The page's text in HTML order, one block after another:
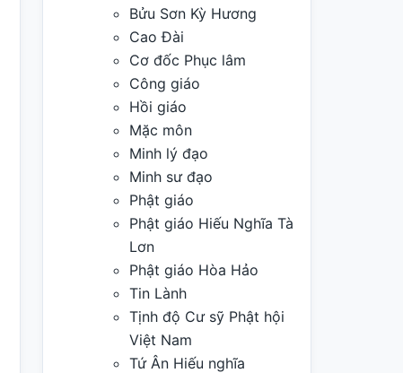
Bửu Sơn Kỳ Hương
Cao Đài
Cơ đốc Phục lâm
Công giáo
Hồi giáo
Mặc môn
Minh lý đạo
Minh sư đạo
Phật giáo
Phật giáo Hiếu Nghĩa Tà
Lơn
Phật giáo Hòa Hảo
Tin Lành
Tịnh độ Cư sỹ Phật hội
Việt Nam
Tứ Ân Hiếu nghĩa